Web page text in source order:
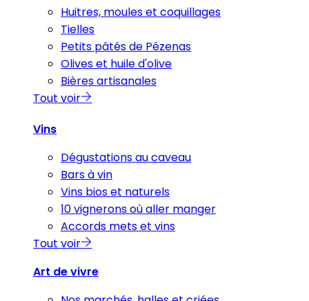
Huitres, moules et coquillages
Tielles
Petits pâtés de Pézenas
Olives et huile d'olive
Bières artisanales
Tout voir
Vins
Dégustations au caveau
Bars à vin
Vins bios et naturels
10 vignerons où aller manger
Accords mets et vins
Tout voir
Art de vivre